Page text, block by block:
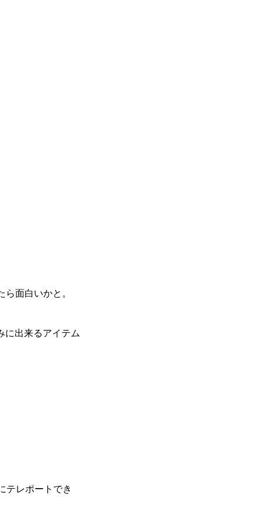
面白いかと。
に出来るアイテム
テレポートでき